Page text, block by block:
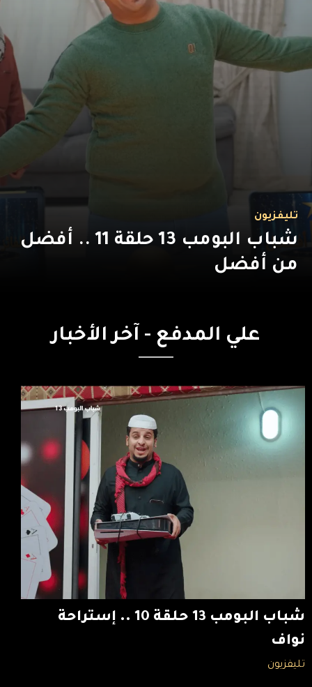
تليفزيون
شباب البومب 13 حلقة 11 .. أفضل
من أفضل
علي المدفع - آخر الأخبار
شباب البومب 13 حلقة 10 .. إستراحة
نواف
تليفزيون